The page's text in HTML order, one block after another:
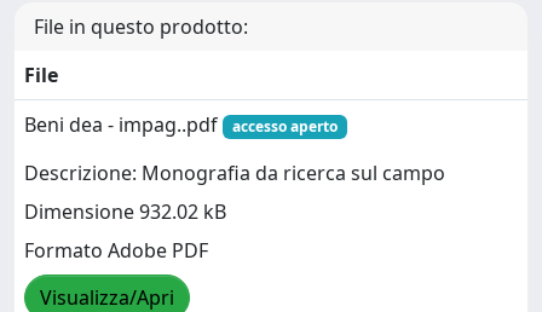
File in questo prodotto:
File
Beni dea - impag..pdf
accesso aperto
Descrizione: Monografia da ricerca sul campo
Dimensione 932.02 kB
Formato Adobe PDF
Visualizza/Apri